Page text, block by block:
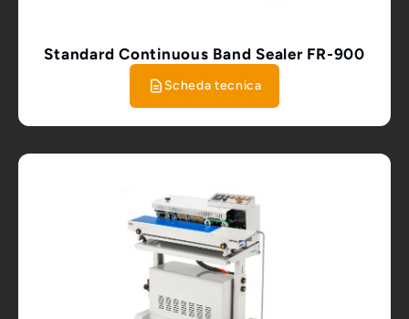
Standard Continuous Band Sealer FR-900
Scheda tecnica